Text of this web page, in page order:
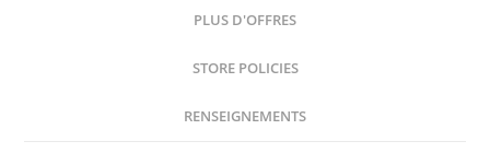
PLUS D'OFFRES
STORE POLICIES
RENSEIGNEMENTS